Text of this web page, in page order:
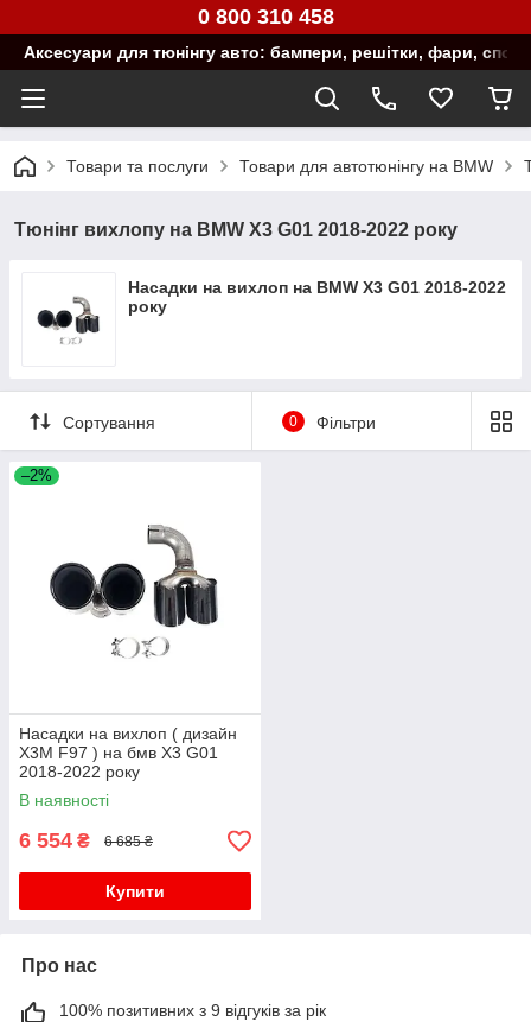
0 800 310 458
Аксесуари для тюнінгу авто: бампери, решітки, фари,
Товари та послуги Товари для автотюнінгу на BMW
Тюнінг вихлопу на BMW X3 G01 2018-2022 року
Насадки на вихлоп на BMW X3 G01 2018-2022
року
Сортування 0 Фільтри
–2%
Насадки на вихлоп ( дизайн
X3M F97 ) на бмв X3 G01
2018-2022 року
В наявності
6 554 ₴ 6 685 ₴
Купити
Про нас
100% позитивних з 9 відгуків за рік